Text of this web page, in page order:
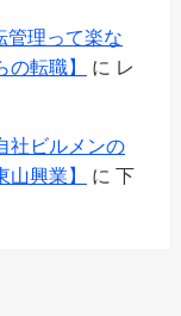
管理って楽な
転職】
に レ
社ビルメンの
興業】
に 下